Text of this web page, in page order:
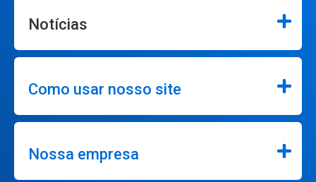
Notícias
Como usar nosso site
Nossa empresa